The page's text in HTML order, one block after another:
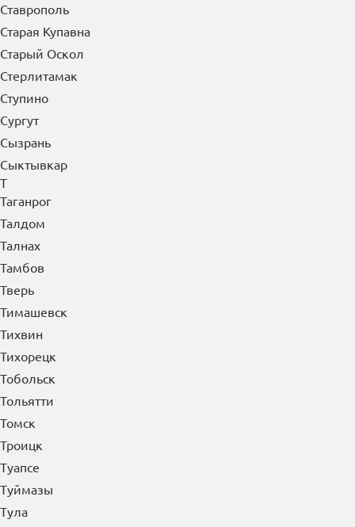
Ставрополь
Старая Купавна
Старый Оскол
Стерлитамак
Ступино
Сургут
Сызрань
Сыктывкар
Т
Таганрог
Талдом
Талнах
Тамбов
Тверь
Тимашевск
Тихвин
Тихорецк
Тобольск
Тольятти
Томск
Троицк
Туапсе
Туймазы
Тула